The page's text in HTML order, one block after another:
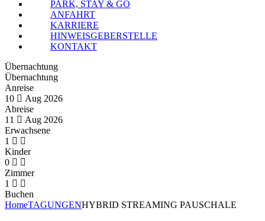
PARK, STAY & GO
ANFAHRT
KARRIERE
HINWEISGEBERSTELLE
KONTAKT
Übernachtung
Übernachtung
Anreise
10
Aug 2026
Abreise
11
Aug 2026
Erwachsene
1
Kinder
0
Zimmer
1
Buchen
HomeTAGUNGENHYBRID STREAMING PAUSCHALE